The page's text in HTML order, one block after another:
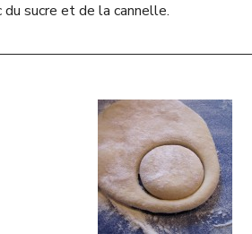
sucre et de la cannelle.